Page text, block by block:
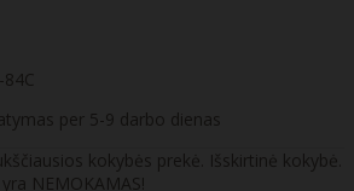
per 5-9 darbo dienas
kokybės prekė. Išskirtinė kokybė.
NEMOKAMAS!